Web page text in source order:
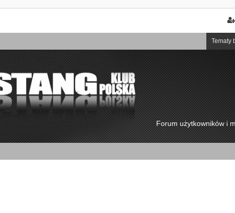
Tematy
Forum użytkowników i